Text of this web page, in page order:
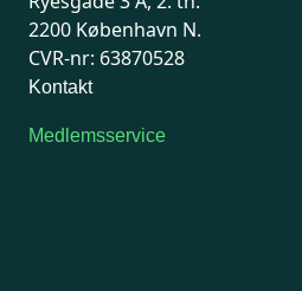
2200 København N.
CVR-nr: 63870528
Kontakt
Medlemsservice